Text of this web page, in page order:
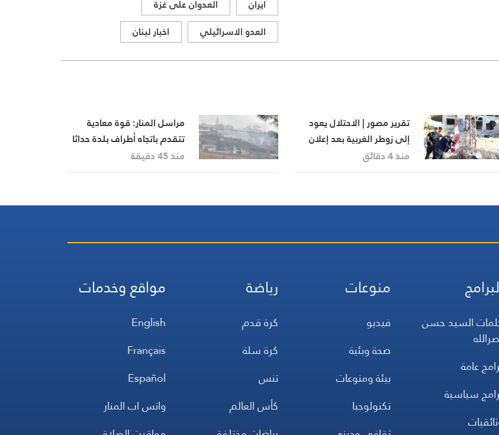
ايران
العدوان على غزة
العدو الاسرائيلي
اخبار لبنان
تقرير مصور | الاحتلال يعود
إلى زوطر الغربية بعد إعلان
الدولة الانسحاب قبل أسابيع
منذ 4 دقائق
مراسل المنار: قوة معادية
تتقدم باتجاه أطراف بلدة حداثا
الشمالية الغربية
منذ 45 دقيقة
السيد حسن
عامة
سياسية
منوعات
فيديو
صحة وبئية
بيئة ومنوعات
تكنولوجيا
رياضة
كرة قدم
كرة سلة
تنس
كأس العالم
مواقع وخدمات
English
Français
Español
واتس اب المنار